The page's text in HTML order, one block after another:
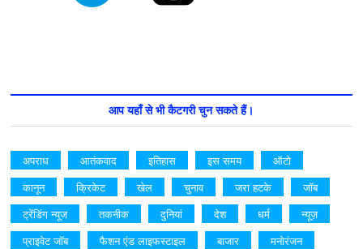
आप यहाँ से भी कैटगरी चुन सकते हैं।
अपराध आतंकवाद इतिहास इस समय
ऑटो
कानून
क्रिकेट खेल चुनाव जरा हटके
जॉब
ट्रेंडिंग न्यूज
तकनीक दुनियां देश धर्म
न्यूज़
प्राइवेट जॉब
फैशन एंड लाइफस्टाइल बाजार
मनोरंजन